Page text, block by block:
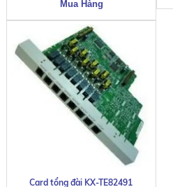
Card tổng đài KX-TE82491